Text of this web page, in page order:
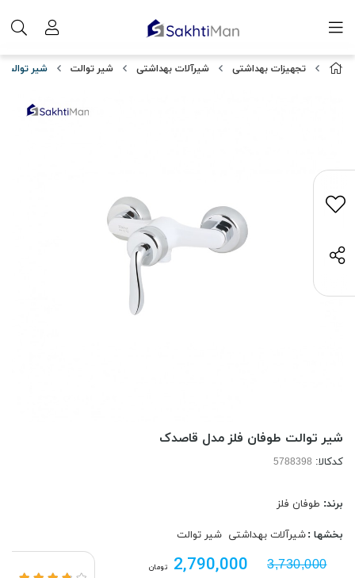
تجهیزات بهداشتی شیرآلات بهداشتی شیر توالت شیر توالت
شیر توالت طوفان فلز مدل قاصدک
کدکالا:
برند: طوفان فلز
بخشها :شیرآلات بهداشتی شیر توالت
3,730,000
2,790,000 تومان